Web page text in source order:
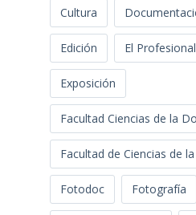
Cultura
Edición El
Exposición
Facultad Ciencias de la
Facultad de Ciencias de
Fotodoc Fotografía